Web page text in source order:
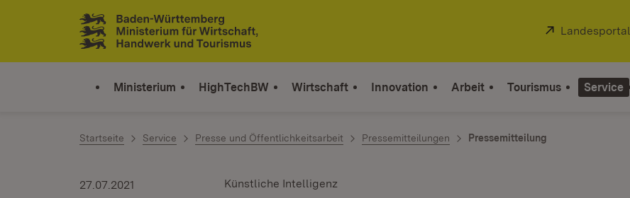
Zum Inhalt springen
Link zur Startseite
Extern:
Landesportal
Ministerium HighTechBW Wirtschaft Innovation Arbeit Tourismus Service
Startseite Service Presse und Öffentlichkeitsarbeit Pressemitteilungen Pressemitteilung
Künstliche Intelligenz
27.07.2021